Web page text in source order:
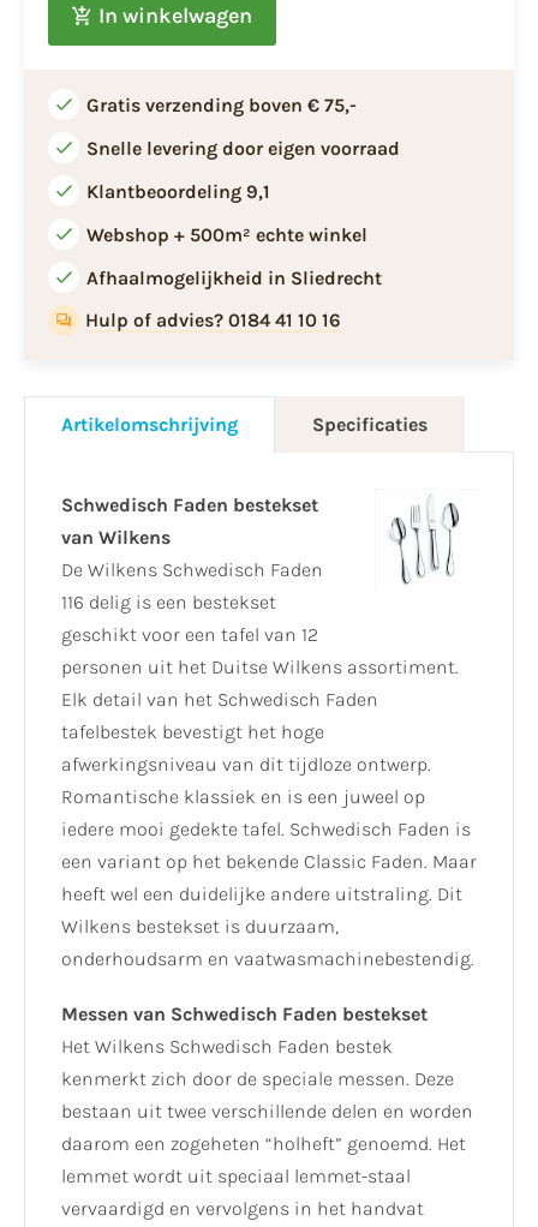
In winkelwagen
Gratis verzending boven € 75,-
Snelle levering door eigen voorraad
Klantbeoordeling 9,1
Webshop + 500m² echte winkel
Afhaalmogelijkheid in Sliedrecht
Hulp of advies? 0184 41 10 16
Artikelomschrijving Specificaties
Schwedisch Faden bestekset
van Wilkens
De Wilkens Schwedisch Faden
116 delig is een bestekset
geschikt voor een tafel van 12
personen uit het Duitse Wilkens assortiment.
Elk detail van het Schwedisch Faden
tafelbestek bevestigt het hoge
afwerkingsniveau van dit tijdloze ontwerp.
Romantische klassiek en is een juweel op
iedere mooi gedekte tafel. Schwedisch Faden is
een variant op het bekende Classic Faden. Maar
heeft wel een duidelijke andere uitstraling. Dit
Wilkens bestekset is duurzaam,
onderhoudsarm en vaatwasmachinebestendig.
Messen van Schwedisch Faden bestekset
Het Wilkens Schwedisch Faden bestek
kenmerkt zich door de speciale messen. Deze
bestaan uit twee verschillende delen en worden
daarom een zogeheten “holheft” genoemd. Het
lemmet wordt uit speciaal lemmet-staal
vervaardigd en vervolgens in het handvat